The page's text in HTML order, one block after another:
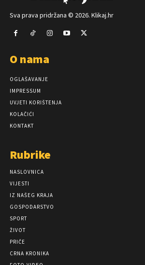
Sva prava pridržana © 2026. Klikaj.hr
O nama
OGLAŠAVANJE
IMPRESSUM
UVJETI KORIŠTENJA
KOLAČIĆI
KONTAKT
Rubrike
NASLOVNICA
VIJESTI
IZ NAŠEG KRAJA
GOSPODARSTVO
SPORT
ŽIVOT
PRIČE
CRNA KRONIKA